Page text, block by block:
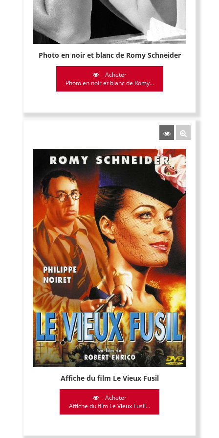
Photo en noir et blanc de Romy Schneider
Acheter
Photo en noir et blanc de Romy...
Affiche du film Le Vieux Fusil
Acheter
Affiche du film Le Vieux Fusil...